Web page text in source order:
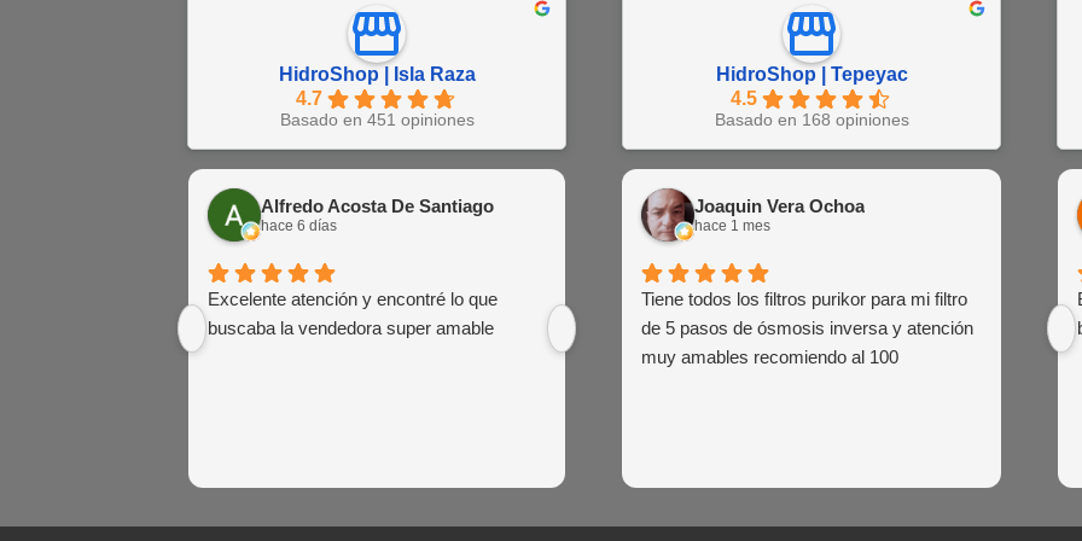
HidroShop | Isla Raza
4.7
Basado en 451 opiniones
Alfredo Acosta De Santiago
hace 6 días
Excelente atención y encontré lo que
buscaba la vendedora super amable
Juan Barajas
hace 1 semana
Buena atención al cliente de las agentes
de venta
Muy
HidroShop | Tepeyac
4.5
Basado en 168 opiniones
Joaquin Vera Ochoa
hace 1 mes
Tiene todos los filtros purikor para mi filtro
de 5 pasos de ósmosis inversa y atención
muy amables recomiendo al 100